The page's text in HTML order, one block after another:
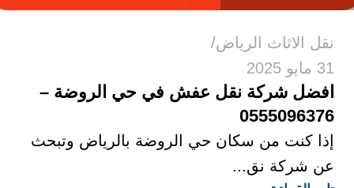
نقل الاثاث الرياض
31 مايو 2025
افضل شركة نقل عفش في حي الروضة –
0555096376
إذا كنت من سكان حي الروضة بالرياض وتبحث
عن شركة نق...